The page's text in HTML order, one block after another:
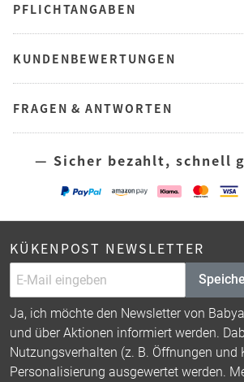
PFLICHTANGABEN
KUNDENBEWERTUNGEN
FRAGEN & ANTWORTEN
— Sicher bezahlt, schnell
KÜKENPOST NEWSLETTER
Ja, ich möchte den Newsletter von
und über Aktionen informiert werden.
Nutzungsverhalten (z. B. Öffnungen und
Personalisierung ausgewertet werden.